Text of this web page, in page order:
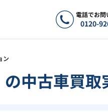
電話でお問
0120-
ン
中古車買